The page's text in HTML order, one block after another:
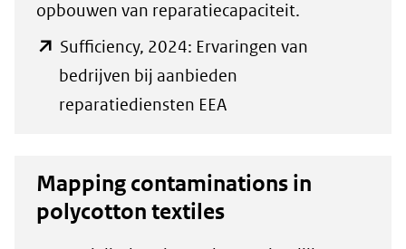
opbouwen van reparatiecapaciteit.
Sufficiency, 2024: Ervaringen van
bedrijven bij aanbieden
reparatiediensten EEA(opent
venster)
Mapping contaminations in
polycotton textiles